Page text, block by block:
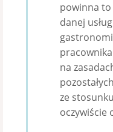
powinna to
danej
na
ze
oczywiście